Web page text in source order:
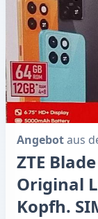
Angebotaus
ZTE
Original
Kopfh.